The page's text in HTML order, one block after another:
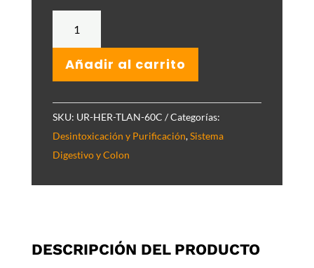
Añadir al carrito
SKU: UR-HER-TLAN-60C
Categorías:
Desintoxicación y Purificación,Sistema
Digestivo y Colon
DESCRIPCIÓN DEL PRODUCTO